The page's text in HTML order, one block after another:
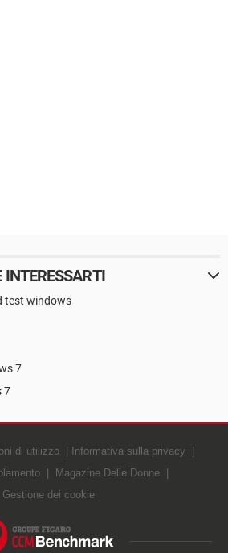
INTERESSARTI
test windows
7
7
di utilizzo
Informativa sulla privacy
Magazine Delle Donne
Gestione dei cookie